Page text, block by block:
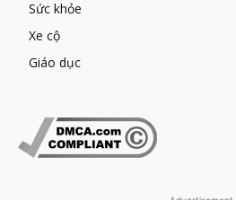
Sức khỏe
Xe cộ
Giáo dục